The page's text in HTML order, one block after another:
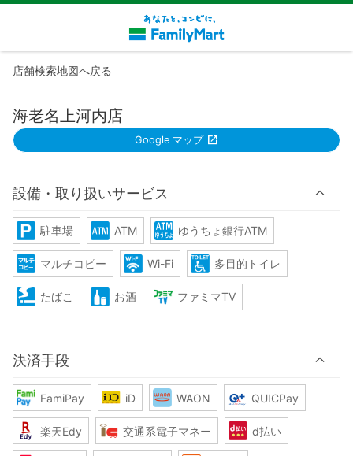
店舗検索地図へ戻る
海老名上河内店
Google マップ
設備・取り扱いサービス
駐車場 ATM ゆうちょ銀行ATM
マルチコピー Wi-Fi 多目的トイレ
たばこ お酒 ファミマTV
決済手段
FamiPay iD WAON QUICPay
楽天Edy 交通系電子マネー d払い